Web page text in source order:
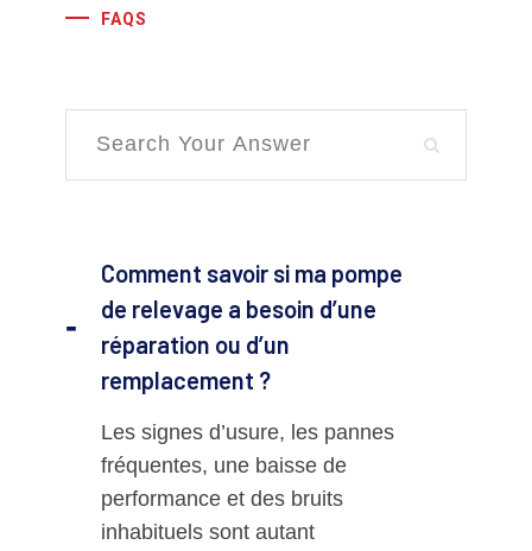
FAQS
Comment savoir si ma pompe
de relevage a besoin d’une
réparation ou d’un
remplacement ?
Les signes d’usure, les pannes
fréquentes, une baisse de
performance et des bruits
inhabituels sont autant